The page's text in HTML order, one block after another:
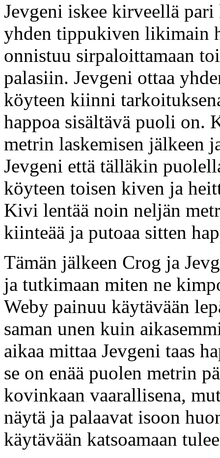
Jevgeni iskee kirveellä pari
yhden tippukiven likimain
onnistuu sirpaloittamaan
palasiin. Jevgeni ottaa
köyteen kiinni
happoa sisältävä puoli on.
metrin laskemisen jälkeen
Jevgeni että tälläkin
köyteen toisen kiven ja
Kivi lentää noin neljän
kiinteää ja putoaa sitten
Tämän jälkeen Crog ja
ja tutkimaan miten ne
Weby painuu käytävään
saman unen kuin
aikaa mittaa Jevgeni taas
se on enää puolen metrin
kovinkaan vaarallisena,
näytä ja palaavat isoon
käytävään katsoamaan